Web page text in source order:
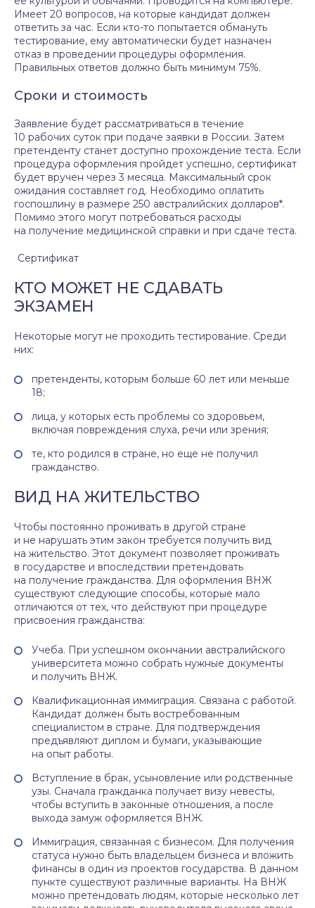
Имеет 20 вопросов, на которые кандидат должен
ответить за час. Если кто-то попытается обмануть
тестирование, ему автоматически будет назначен
отказ в проведении процедуры оформления.
Правильных ответов должно быть минимум 75%.
Сроки и стоимость
Заявление будет рассматриваться в течение
10 рабочих суток при подаче заявки в России. Затем
претенденту станет доступно прохождение теста. Если
процедура оформления пройдет успешно, сертификат
будет вручен через 3 месяца. Максимальный срок
ожидания составляет год. Необходимо оплатить
госпошлину в размере 250 австралийских долларов*.
Помимо этого могут потребоваться расходы
на получение медицинской справки и при сдаче теста.
Сертификат
КТО МОЖЕТ НЕ СДАВАТЬ
ЭКЗАМЕН
Некоторые могут не проходить тестирование. Среди
них:
претенденты, которым больше 60 лет или меньше
18;
лица, у которых есть проблемы со здоровьем,
включая повреждения слуха, речи или зрения;
те, кто родился в стране, но еще не получил
гражданство.
ВИД НА ЖИТЕЛЬСТВО
Чтобы постоянно проживать в другой стране
и не нарушать этим закон требуется получить вид
на жительство. Этот документ позволяет проживать
в государстве и впоследствии претендовать
на получение гражданства. Для оформления ВНЖ
существуют следующие способы, которые мало
отличаются от тех, что действуют при процедуре
присвоения гражданства:
Учеба. При успешном окончании австралийского
университета можно собрать нужные документы
и получить ВНЖ.
Квалификационная иммиграция. Связана с работой.
Кандидат должен быть востребованным
специалистом в стране. Для подтверждения
предъявляют диплом и бумаги, указывающие
на опыт работы.
Вступление в брак, усыновление или родственные
узы. Сначала гражданка получает визу невесты,
чтобы вступить в законные отношения, а после
выхода замуж оформляется ВНЖ.
Иммиграция, связанная с бизнесом. Для получения
статуса нужно быть владельцем бизнеса и вложить
финансы в один из проектов государства. В данном
пункте существуют различные варианты. На ВНЖ
можно претендовать людям, которые несколько лет